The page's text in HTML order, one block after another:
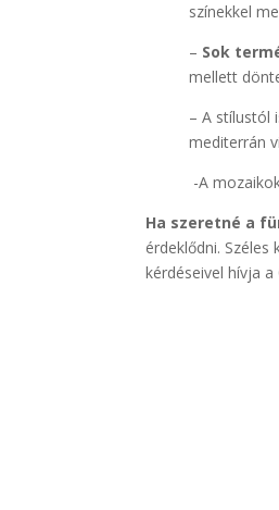
színekkel
– Sok
mellett
– A stílustól
mediterrán
-A
Ha szeretné a
érdeklődni.
kérdéseivel hívja